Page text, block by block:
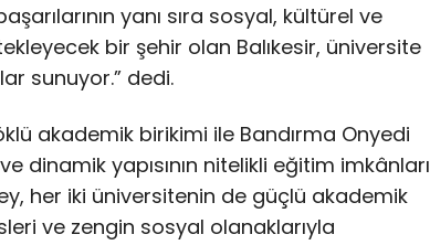
yanı sıra sosyal, kültürel ve
bir şehir olan Balıkesir, üniversite
sunuyor.” dedi.
akademik birikimi ile Bandırma Onyedi
dinamik yapısının nitelikli eğitim imkânları
her iki üniversitenin de güçlü akademik
ve zengin sosyal olanaklarıyla